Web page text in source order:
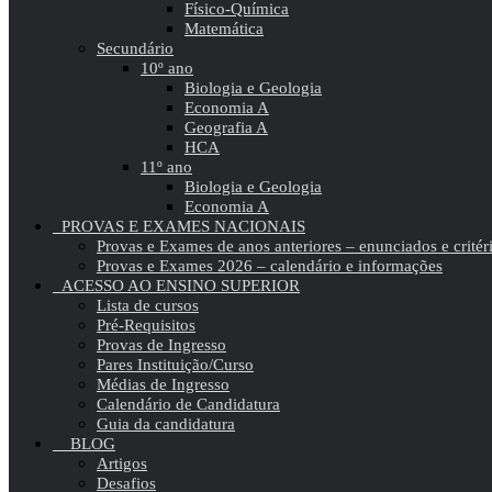
Físico-Química
Matemática
Secundário
10º ano
Biologia e Geologia
Economia A
Geografia A
HCA
11º ano
Biologia e Geologia
Economia A
PROVAS E EXAMES NACIONAIS
Provas e Exames de anos anteriores – enunciados e
Provas e Exames 2026 – calendário e informações
ACESSO AO ENSINO SUPERIOR
Lista de cursos
Pré-Requisitos
Provas de Ingresso
Pares Instituição/Curso
Médias de Ingresso
Calendário de Candidatura
Guia da candidatura
BLOG
Artigos
Desafios